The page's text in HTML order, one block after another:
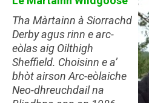
Tha Màrtainn à Siorrachd
Derby agus rinn e arc-
eòlas aig Oilthigh
Sheffield. Choisinn e a’
bhòt airson Arc-eòlaiche
Neo-dhreuchdail na